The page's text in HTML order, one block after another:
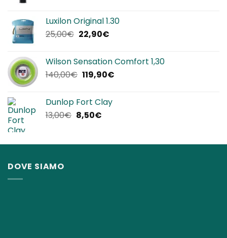
era:
12,00€.
è:
8,50€.
Luxilon Original 1.30
25,00€ Il
era:
25,00€.
22,90€Il
è:
22,90€.
Wilson Sensation Comfort 1,30
140,00€ Il
era:
140,00€.
119,90€Il
Dunlop Fort Clay
13,00€ Il
era:
8,50€Il
è:
DOVE SIAMO